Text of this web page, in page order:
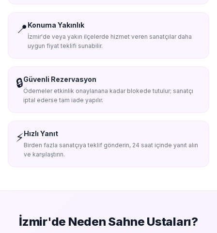
📍 Konuma Yakınlık
İzmir'de veya yakın ilçelerde hizmet veren sanatçılar daha
uygun fiyat teklifi sunabilir.
🔒Güvenli Rezervasyon
Ödemeler etkinlik onaylanana kadar blokede tutulur; sanatçı
iptal ederse tam iade yapılır.
⚡Hızlı Yanıt
Birden fazla sanatçıya teklif gönderin, 24 saat içinde yanıt alın
ve karşılaştırın.
İzmir'de Neden Sahne Ustaları?